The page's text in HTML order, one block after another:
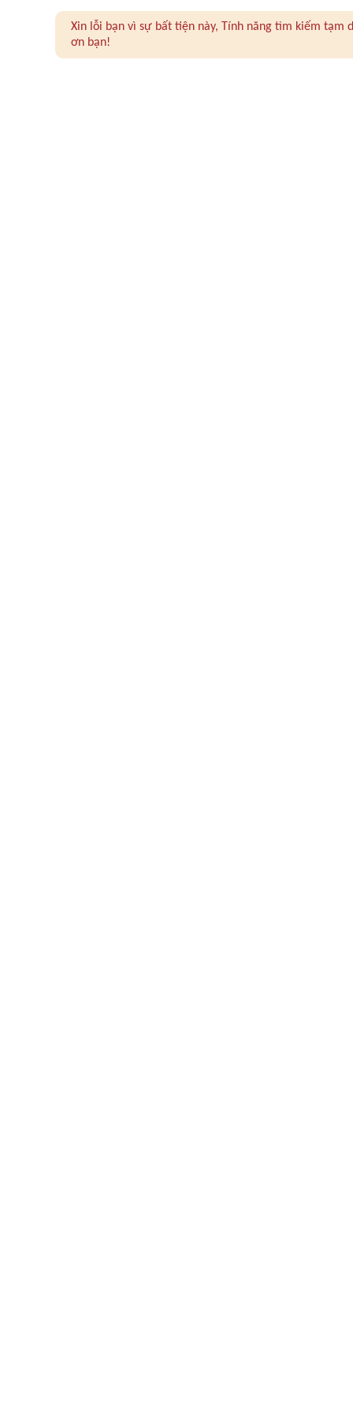
Xin lỗi bạn vì sự bất tiện này, Tính năng tìm kiếm
ơn bạn!